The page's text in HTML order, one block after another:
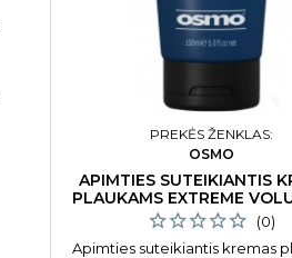
PREKĖS ŽENKLAS:
OSMO
APIMTIES SUTEIKIANTIS
PLAUKAMS EXTREME
ML
(0)
Apimties suteikiantis kremas